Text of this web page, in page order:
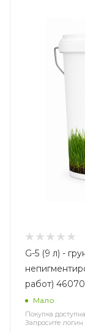
G-5 (9 л) -
работ)
Мало
Покупка
Запросите